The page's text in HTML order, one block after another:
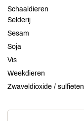
Schaaldieren
Selderij
Sesam
Soja
Vis
Weekdieren
Zwaveldioxide / sulfieten